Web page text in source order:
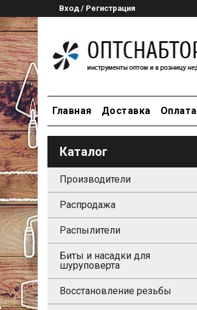
Вход / Регистрация
Главная Доставка Оплата
Каталог
Производители
Распродажа
Распылители
Биты и насадки для
шуруповерта
Восстановление резьбы